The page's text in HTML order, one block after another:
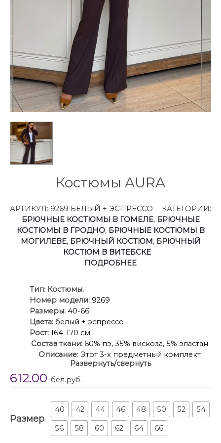
Костюмы AURA
АРТИКУЛ: 9269 БЕЛЫЙ + ЭСПРЕССО
КАТЕГОРИИ:
БРЮЧНЫЕ КОСТЮМЫ В ГОМЕЛЕ, БРЮЧНЫЕ
КОСТЮМЫ В ГРОДНО, БРЮЧНЫЕ КОСТЮМЫ В
МОГИЛЕВЕ, БРЮЧНЫЙ КОСТЮМ, БРЮЧНЫЙ
КОСТЮМ В ВИТЕБСКЕ
ПОДРОБНЕЕ
Тип: Костюмы.
Номер модели: 9269
Размеры: 40-66
Цвета: белый + эспрессо
Рост: 164-170 см
Состав ткани:60% пэ, 35% вискоза, 5% эластан
Описание:Этот 3-х предметный комплект
состоит из жакета, корсетного топа и брюк. Жакет в
благородном цвете эспрессо создан для
акцент и визуально удлиняет шею, а приталенный
крой подчёркивает линии силуэта. Декоративные
золотистые пуговицы делают образ более
Развернуть/свернуть
612.00 бел.руб.
Размер
40 42 44 46 48 50 52 54
56 58 60 62 64 66